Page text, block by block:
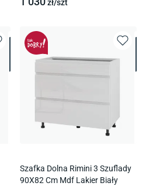
zł/szt
Szafka Dolna Rimini 3 Szuflady
90X82 Cm Mdf Lakier Biały